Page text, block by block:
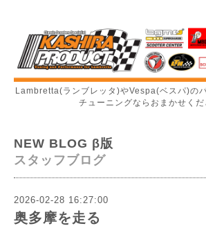
Lambretta(ランブレッタ)やVespa(ベスパ)の
チューニングならおまかせくだ
NEW BLOG β版
スタッフブログ
2026-02-28 16:27:00
奥多摩を走る